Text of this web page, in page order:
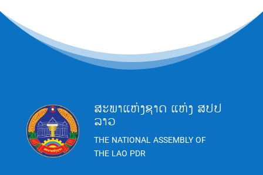
ສະພາແຫ່ງຊາດ ແຫ່ງ ສປປ
ລາວ
THE NATIONAL ASSEMBLY OF
THE LAO PDR